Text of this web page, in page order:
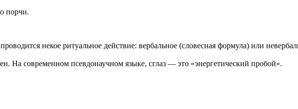
порчи.
некое ритуальное действие: вербальное (словесная формула) или
На современном псевдонаучном языке, сглаз — это «энергетический пробой».